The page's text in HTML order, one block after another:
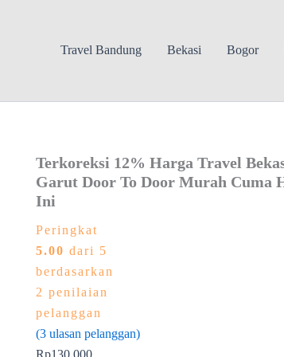
Travel Bandung Bekasi Bogor
Terkoreksi 12% Harga Travel
Garut Door To Door Murah Cuma
Ini
Peringkat
5.00 dari 5
berdasarkan
2 penilaian
pelanggan
(3ulasan pelanggan)
Rp130.000